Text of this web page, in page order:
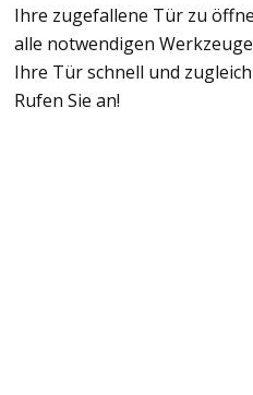
Ihre zugefallene Tür zu
alle notwendigen
Ihre Tür schnell und
Rufen Sie an!